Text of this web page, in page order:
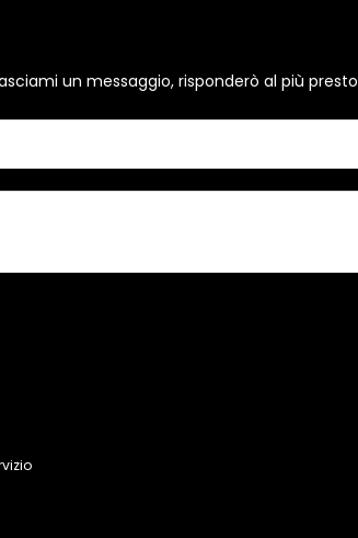
un messaggio, risponderò al più presto